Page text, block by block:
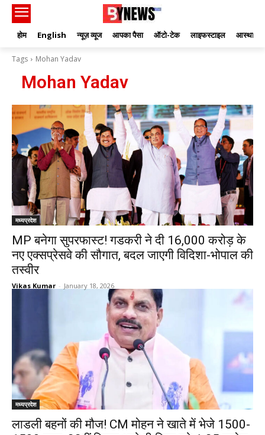
होम English न्यूज़ व्यूज आपका पैसा ऑटो-टेक लाइफस्टाइल आस्था
Tags Mohan Yadav
Mohan Yadav
मध्यप्रदेश
MP बनेगा सुपरफास्ट! गडकरी ने दी 16,000 करोड़ के
नए एक्सप्रेसवे की सौगात, बदल जाएगी विदिशा-भोपाल की
तस्वीर
Vikas Kumar - January 18, 2026
मध्यप्रदेश
लाडली बहनों की मौज! CM मोहन ने खाते में भेजे 1500-